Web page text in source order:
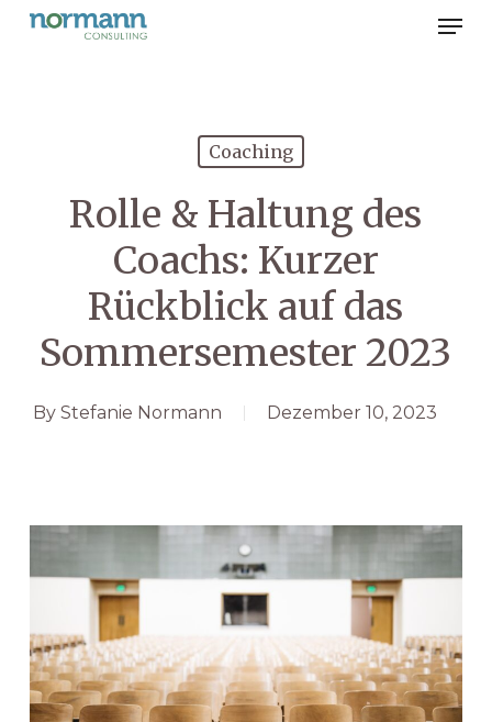
Skip
Coaching
Rolle & Haltung des
Coachs: Kurzer
Rückblick auf das
Sommersemester 2023
By Stefanie Normann Dezember 10, 2023